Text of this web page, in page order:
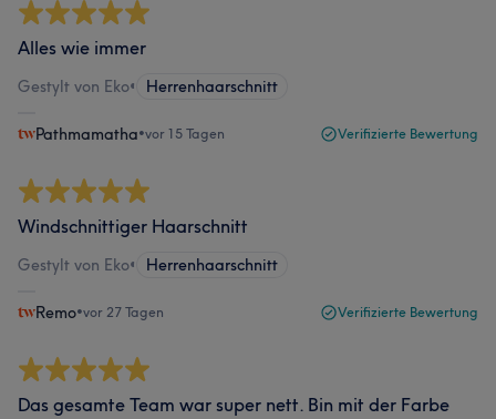
Alles wie immer
Gestylt von Eko• Herrenhaarschnitt
Pathmamatha•vor 15 Tagen Verifizierte Bewertung
Windschnittiger Haarschnitt
Gestylt von Eko• Herrenhaarschnitt
Remo•vor 27 Tagen Verifizierte Bewertung
Das gesamte Team war super nett. Bin mit der Farbe